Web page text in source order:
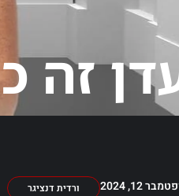
זה
12, 2024 ורדית דנציגר